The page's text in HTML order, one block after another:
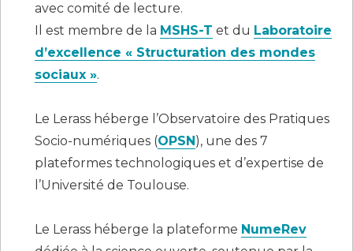
avec comité de lecture.
Il est membre de la MSHS-T et du Laboratoire
d’excellence « Structuration des mondes
sociaux ».
Le Lerass héberge l’Observatoire des Pratiques
Socio-numériques (OPSN), une des 7
plateformes technologiques et d’expertise de
l’Université de Toulouse.
Le Lerass héberge la plateforme NumeRev